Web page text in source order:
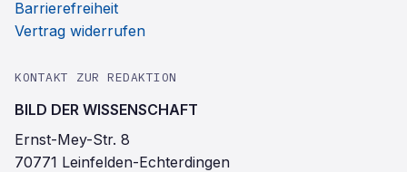
Barrierefreiheit
Vertrag widerrufen
KONTAKT ZUR REDAKTION
BILD DER WISSENSCHAFT
Ernst-Mey-Str. 8
70771 Leinfelden-Echterdingen